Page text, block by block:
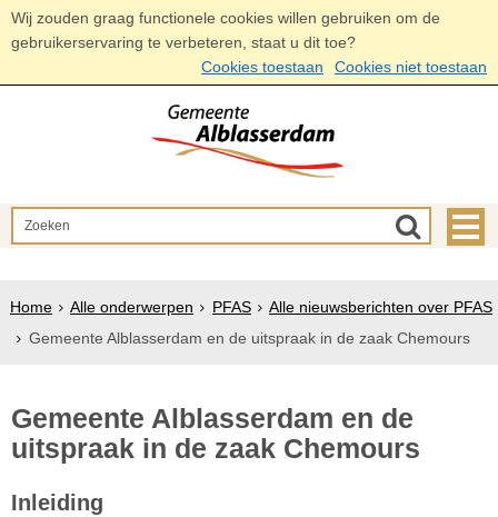
Wij zouden graag functionele cookies willen gebruiken om de
gebruikerservaring te verbeteren, staat u dit toe?
Cookies toestaan
Cookies niet toestaan
Home Alle onderwerpen PFAS
Alle nieuwsberichten over PFAS
Gemeente Alblasserdam en de uitspraak in de zaak Chemours
Gemeente Alblasserdam en de
uitspraak in de zaak Chemours
Inleiding